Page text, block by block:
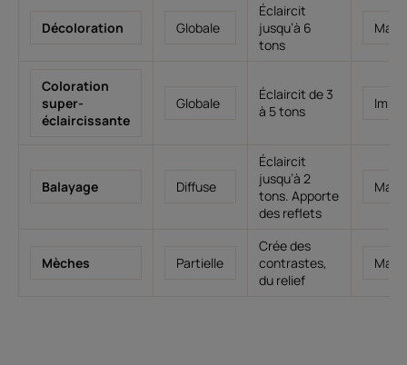
Décoloration Globale
Éclaircit
jusqu’à 6
tons
Coloration
super-
éclaircissante
Globale
Éclaircit de 3
à 5 tons
Balayage Diffuse
Éclaircit
jusqu’à 2
tons. Apporte
des reflets
Mèches Partielle
Crée des
contrastes,
du relief